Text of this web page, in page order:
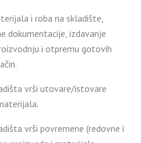
i roba na skladište,
dokumentacije, izdavanje
i otpremu gotovih
vrši utovare/istovare
vrši povremene (redovne i